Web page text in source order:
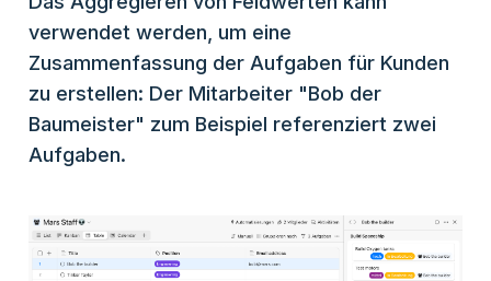
verwendet werden, um eine
Zusammenfassung der Aufgaben für Kunden
zu erstellen: Der Mitarbeiter "Bob der
Baumeister" zum Beispiel referenziert zwei
Aufgaben.